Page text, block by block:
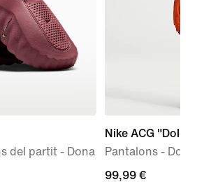
del partit - Dona
Nike ACG
Pantalons - Dona
99,99 €
99,99 €